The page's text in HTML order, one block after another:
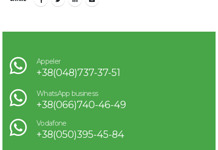
Appeler
+38(048)737-37-51
WhatsApp business
+38(066)740-46-49
Vodafone
+38(050)395-45-84